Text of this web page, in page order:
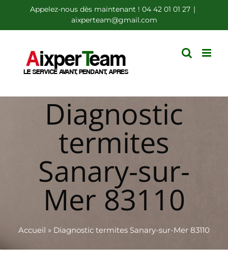
au
contenu
Appelez-nous dès maintenant ! 04 42 01 01 27 |
aixperteam@gmail.com
Diagnostic
termites
Sanary-sur-
Mer 83110
Accueil » Diagnostic termites Sanary-sur-Mer 83110